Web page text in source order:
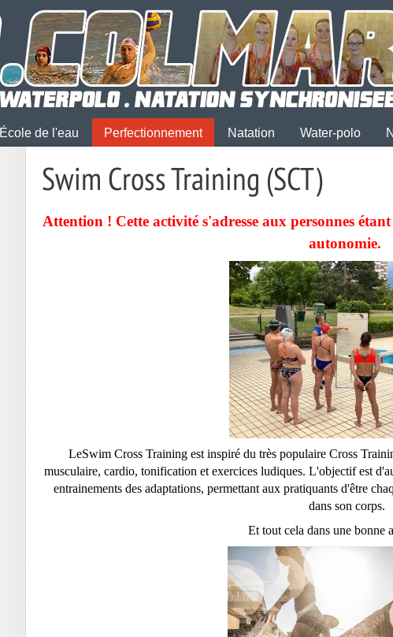
École de l'eau Perfectionnement Natation Water-polo
Swim Cross Training (SCT)
Attention ! Cette activité s'adresse aux personnes
autonomie.
LeSwim Cross Training est inspiré du très populaire Cross
musculaire, cardio, tonification et exercices ludiques. L'objectif est
entrainements des adaptations, permettant aux pratiquants d'être
dans son corps.
Et tout cela dans une bonne